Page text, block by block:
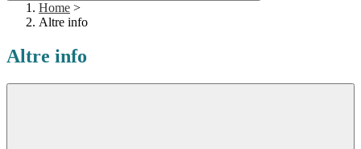
Home >
Altre info
Altre info